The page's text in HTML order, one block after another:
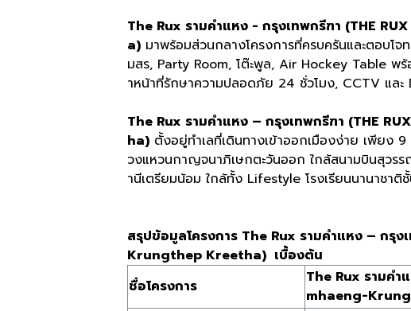
The Rux รามคำแหง - กรุงเทพกรีฑา (THE
a) มาพร้อมส่วนกลางโครงการที่ครบครันและตอบโ
มสร, Party Room, โต๊ะพูล, Air Hockey Table พ
าหน้าที่รักษาความปลอดภัย 24 ชั่วโมง, CCTV แล
The Rux รามคำแหง – กรุงเทพกรีฑา (THE
ha) ตั้งอยู่ทำเลที่เดินทางเข้าออกเมืองง่าย เพียง
วงแหวนกาญจนาภิเษกตะวันออก ใกล้สนามบินสุว
านีเตรียมน้อม ใกล้ทั้ง Lifestyle โรงเรียนนานาชาติ
สรุปข้อมูลโครงการ The Rux รามคำแหง – กรุ
Krungthep Kreetha) เบื้องต้น
ชื่อโครงการ
The Rux รามคำ
mhaeng-